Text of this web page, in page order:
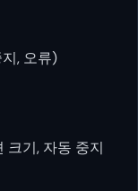
, 오류)
크기, 자동 중지